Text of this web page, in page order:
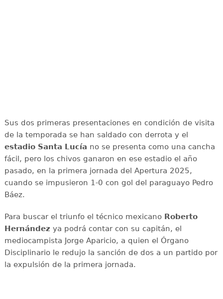
Sus dos primeras presentaciones en condición de visita
de la temporada se han saldado con derrota y el
estadio Santa Lucía no se presenta como una cancha
fácil, pero los chivos ganaron en ese estadio el año
pasado, en la primera jornada del Apertura 2025,
cuando se impusieron 1-0 con gol del paraguayo Pedro
Báez.
Para buscar el triunfo el técnico mexicano Roberto
Hernández ya podrá contar con su capitán, el
mediocampista Jorge Aparicio, a quien el Órgano
Disciplinario le redujo la sanción de dos a un partido por
la expulsión de la primera jornada.